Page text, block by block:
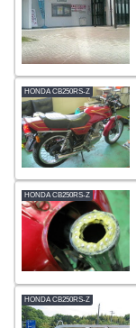
HONDA CB250RS-Z
HONDA CB250RS-Z
HONDA CB250RS-Z